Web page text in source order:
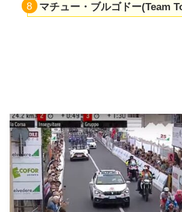
マチュー・ブルゴドー(Team